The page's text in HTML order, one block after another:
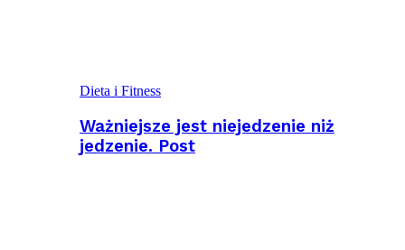
Dieta i Fitness
Ważniejsze jest niejedzenie niż
jedzenie. Post